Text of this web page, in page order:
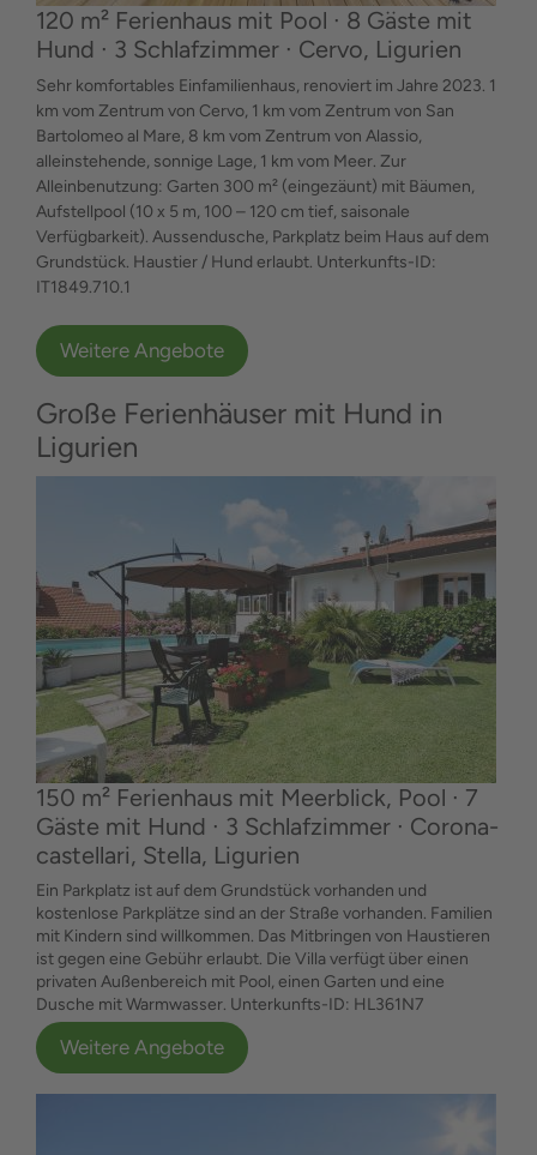
120 m² Ferienhaus mit Pool ∙ 8 Gäste mit
Hund ∙ 3 Schlafzimmer ∙ Cervo, Ligurien
Sehr komfortables Einfamilienhaus, renoviert im Jahre 2023. 1
km vom Zentrum von Cervo, 1 km vom Zentrum von San
Bartolomeo al Mare, 8 km vom Zentrum von Alassio,
alleinstehende, sonnige Lage, 1 km vom Meer. Zur
Alleinbenutzung: Garten 300 m² (eingezäunt) mit Bäumen,
Aufstellpool (10 x 5 m, 100 – 120 cm tief, saisonale
Verfügbarkeit). Aussendusche, Parkplatz beim Haus auf dem
Grundstück. Haustier / Hund erlaubt. Unterkunfts-ID:
IT1849.710.1
Weitere Angebote
Große Ferienhäuser mit Hund in
Ligurien
150 m² Ferienhaus mit Meerblick, Pool ∙ 7
Gäste mit Hund ∙ 3 Schlafzimmer ∙ Corona-
castellari, Stella, Ligurien
Ein Parkplatz ist auf dem Grundstück vorhanden und
kostenlose Parkplätze sind an der Straße vorhanden. Familien
mit Kindern sind willkommen. Das Mitbringen von Haustieren
ist gegen eine Gebühr erlaubt. Die Villa verfügt über einen
privaten Außenbereich mit Pool, einen Garten und eine
Dusche mit Warmwasser. Unterkunfts-ID: HL361N7
Weitere Angebote